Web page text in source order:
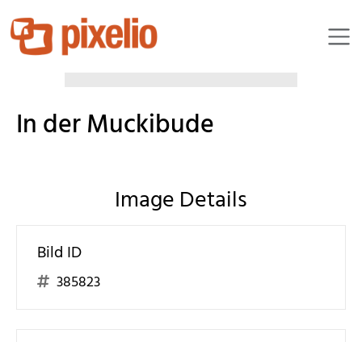
RainerSturm
In der Muckibude
Image Details
Bild ID
385823